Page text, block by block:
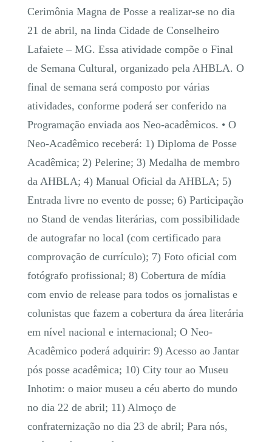
Cerimônia Magna de Posse a realizar-se no dia
21 de abril, na linda Cidade de Conselheiro
Lafaiete – MG. Essa atividade compõe o Final
de Semana Cultural, organizado pela AHBLA. O
final de semana será composto por várias
atividades, conforme poderá ser conferido na
Programação enviada aos Neo-acadêmicos. • O
Neo-Acadêmico receberá: 1) Diploma de Posse
Acadêmica; 2) Pelerine; 3) Medalha de membro
da AHBLA; 4) Manual Oficial da AHBLA; 5)
Entrada livre no evento de posse; 6) Participação
no Stand de vendas literárias, com possibilidade
de autografar no local (com certificado para
comprovação de currículo); 7) Foto oficial com
fotógrafo profissional; 8) Cobertura de mídia
com envio de release para todos os jornalistas e
colunistas que fazem a cobertura da área literária
em nível nacional e internacional; O Neo-
Acadêmico poderá adquirir: 9) Acesso ao Jantar
pós posse acadêmica; 10) City tour ao Museu
Inhotim: o maior museu a céu aberto do mundo
no dia 22 de abril; 11) Almoço de
confraternização no dia 23 de abril; Para nós,